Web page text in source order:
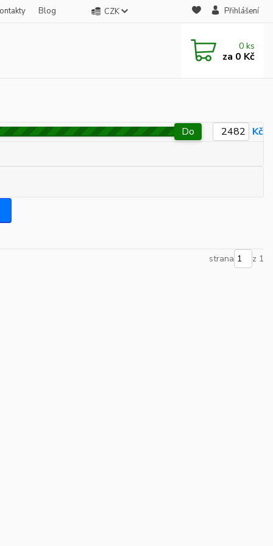
Blog CZK Přihlášení
0 ks
za 0 Kč
Do Kč
strana z 1